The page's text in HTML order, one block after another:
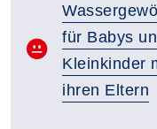
für Babys
Kleinkinder
ihren Eltern